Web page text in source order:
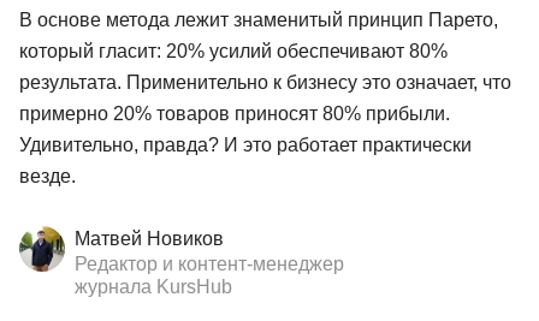
В основе метода лежит знаменитый принцип Парето,
который гласит: 20% усилий обеспечивают 80%
результата. Применительно к бизнесу это означает, что
примерно 20% товаров приносят 80% прибыли.
Удивительно, правда? И это работает практически
везде.
Матвей Новиков
Редактор и контент-менеджер
журнала KursHub